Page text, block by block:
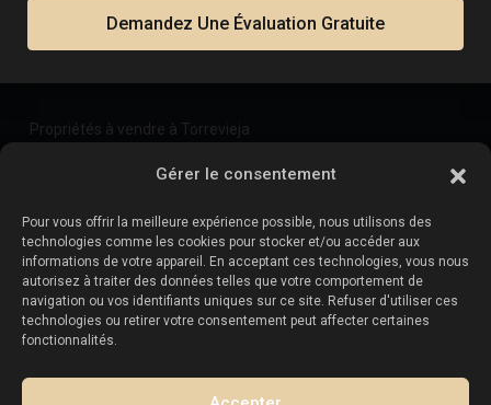
Gérer le consentement
Pour vous offrir la meilleure expérience possible, nous utilisons des
technologies comme les cookies pour stocker et/ou accéder aux
informations de votre appareil. En acceptant ces technologies, vous nous
autorisez à traiter des données telles que votre comportement de
navigation ou vos identifiants uniques sur ce site. Refuser d'utiliser ces
technologies ou retirer votre consentement peut affecter certaines
fonctionnalités.
Propriétés à vendre à Torrevieja
Vendez votre propriété:
Vendre une propriété à La Mata
Demandez Une Évaluation Gratuite